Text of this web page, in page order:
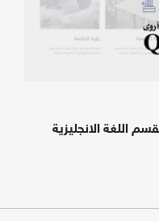
اللغة الانجليزية